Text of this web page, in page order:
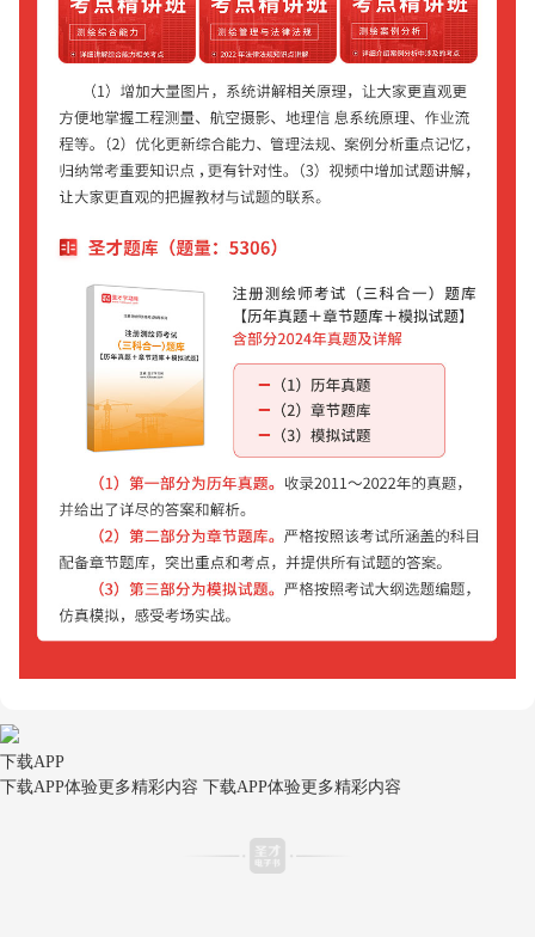
下载APP
下载APP体验更多精彩内容 下载APP体验更多精彩内容